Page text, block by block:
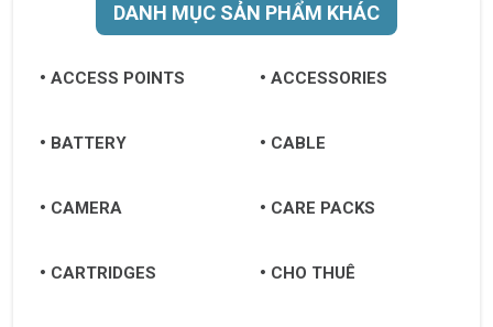
DANH MỤC SẢN PHẨM KHÁC
ACCESS POINTS ACCESSORIES
BATTERY CABLE
CAMERA CARE PACKS
CARTRIDGES CHO THUÊ